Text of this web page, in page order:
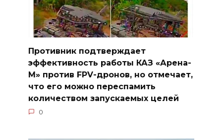
Противник подтверждает
эффективность работы КАЗ «Арена-
М» против FPV-дронов, но отмечает,
что его можно переспамить
количеством запускаемых целей
0